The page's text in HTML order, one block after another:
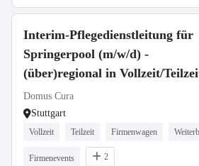
Interim-Pflegedienstleitung für
Springerpool (m/w/d) -
(über)regional in Vollzeit/
Domus Cura
Stuttgart
Vollzeit Teilzeit Firmenwagen
Firmenevents 2